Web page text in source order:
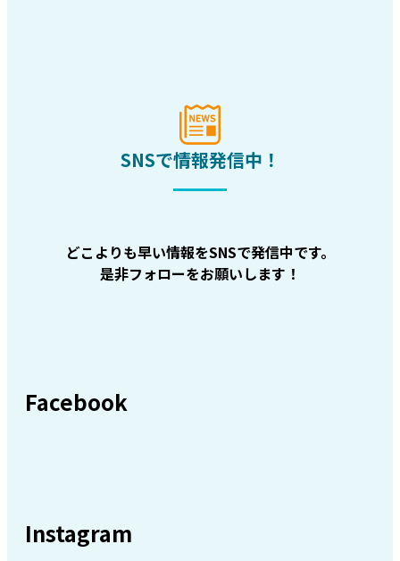
SNSで情報発信中！
どこよりも早い情報をSNSで発信中です。
是非フォローをお願いします！
Facebook
Instagram